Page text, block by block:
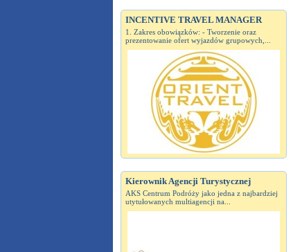
INCENTIVE TRAVEL MANAGER
1. Zakres obowiązków: - Tworzenie oraz
prezentowanie ofert wyjazdów grupowych,...
Kierownik Agencji Turystycznej
AKS Centrum Podróży jako jedna z najbardziej
utytułowanych multiagencji na...